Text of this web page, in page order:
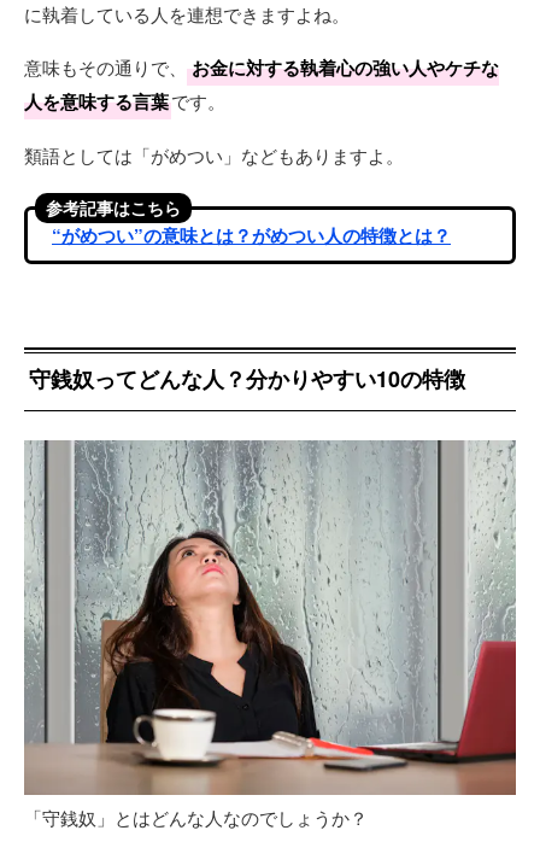
に執着している人を連想できますよね。
意味もその通りで、
お金に対する執着心の強い人やケチな
人を意味する言葉です。
類語としては「がめつい」などもありますよ。
参考記事はこちら
“がめつい”の意味とは？がめつい人の特徴とは？
守銭奴ってどんな人？分かりやすい10の特徴
「守銭奴」とはどんな人なのでしょうか？